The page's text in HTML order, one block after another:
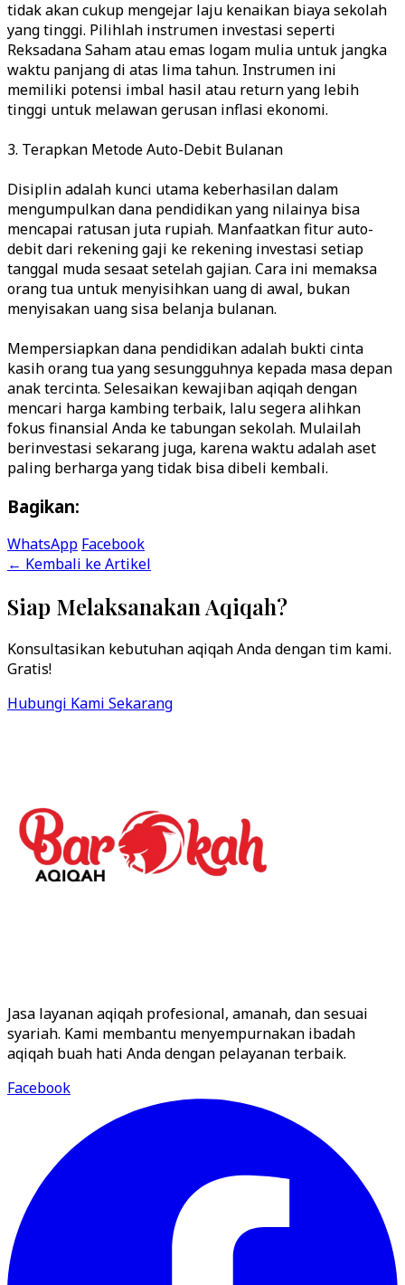
tidak akan cukup mengejar laju kenaikan biaya sekolah
yang tinggi. Pilihlah instrumen investasi seperti
Reksadana Saham atau emas logam mulia untuk jangka
waktu panjang di atas lima tahun. Instrumen ini
memiliki potensi imbal hasil atau return yang lebih
tinggi untuk melawan gerusan inflasi ekonomi.
3. Terapkan Metode Auto-Debit Bulanan
Disiplin adalah kunci utama keberhasilan dalam
mengumpulkan dana pendidikan yang nilainya bisa
mencapai ratusan juta rupiah. Manfaatkan fitur auto-
debit dari rekening gaji ke rekening investasi setiap
tanggal muda sesaat setelah gajian. Cara ini memaksa
orang tua untuk menyisihkan uang di awal, bukan
menyisakan uang sisa belanja bulanan.
Mempersiapkan dana pendidikan adalah bukti cinta
kasih orang tua yang sesungguhnya kepada masa depan
anak tercinta. Selesaikan kewajiban aqiqah dengan
mencari harga kambing terbaik, lalu segera alihkan
fokus finansial Anda ke tabungan sekolah. Mulailah
berinvestasi sekarang juga, karena waktu adalah aset
Bagikan:
WhatsApp Facebook
← Kembali ke Artikel
Siap Melaksanakan Aqiqah?
Konsultasikan kebutuhan aqiqah Anda dengan tim kami.
Gratis!
Hubungi Kami Sekarang
Jasa layanan aqiqah profesional, amanah, dan sesuai
syariah. Kami membantu menyempurnakan ibadah
aqiqah buah hati Anda dengan pelayanan terbaik.
Facebook